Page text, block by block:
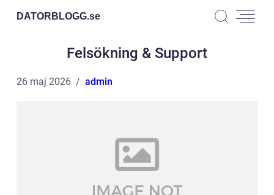
DATORBLOGG.se
Felsökning & Support
26 maj 2026 admin